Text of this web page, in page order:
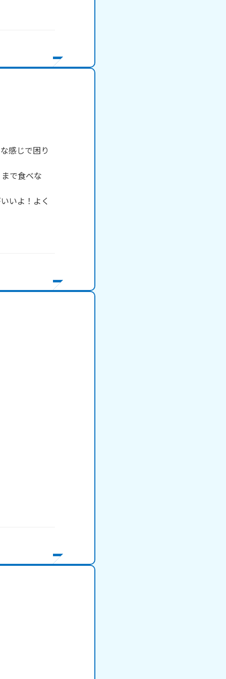
感じで困り
で食べな
いよ！よく